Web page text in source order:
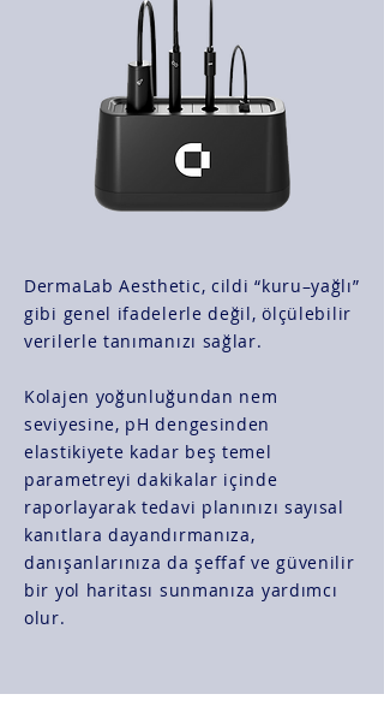
DermaLab Aesthetic, cildi “kuru–yağlı”
gibi genel ifadelerle değil, ölçülebilir
verilerle tanımanızı sağlar.
Kolajen yoğunluğundan nem
seviyesine, pH dengesinden
elastikiyete kadar beş temel
parametreyi dakikalar içinde
raporlayarak tedavi planınızı sayısal
kanıtlara dayandırmanıza,
danışanlarınıza da şeffaf ve güvenilir
bir yol haritası sunmanıza yardımcı
olur.